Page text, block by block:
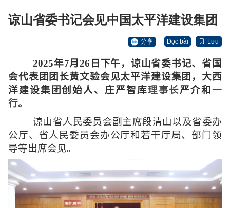
谅山省委书记会见中国太平洋建设集团
分享 Đọc bài Lưu
2025年7月26 日下午，谅山省委书记、省国
会代表团团长黄文验会见太平洋建设集团，大西
洋建设集团创始人、庄严智库理事长严介和一
行。
谅山省人民委员会副主席段清山以及省委办
公厅、省人民委员会办公厅和若干厅局、部门领
导等出席会见。